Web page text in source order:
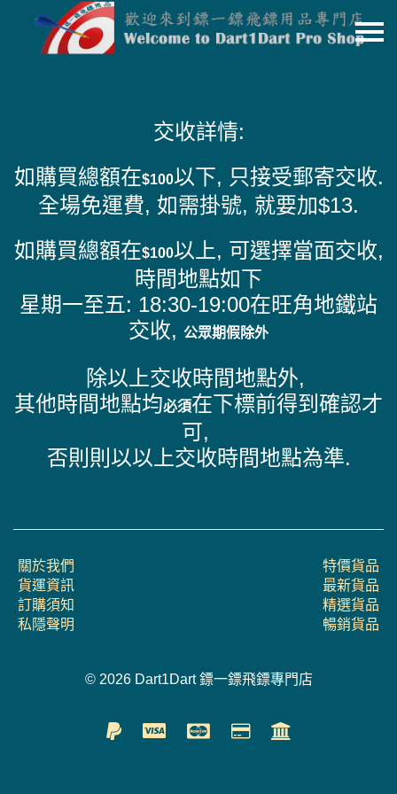
貨品分類
商店資訊
購物車
聯絡我們
交收詳情:
如購買總額在$100以下, 只接受郵寄交收.
全場免運費, 如需掛號, 就要加$13.
如購買總額在$100以上, 可選擇當面交收,
時間地點如下
星期一至五: 18:30-19:00在旺角地鐵站
交收, 公眾期假除外
除以上交收時間地點外,
其他時間地點均必須在下標前得到確認才
可,
否則則以以上交收時間地點為準.
關於我們
貨運資訊
訂購須知
私隱聲明
特價貨品
最新貨品
精選貨品
暢銷貨品
© 2026 Dart1Dart 鏢一鏢飛鏢專門店